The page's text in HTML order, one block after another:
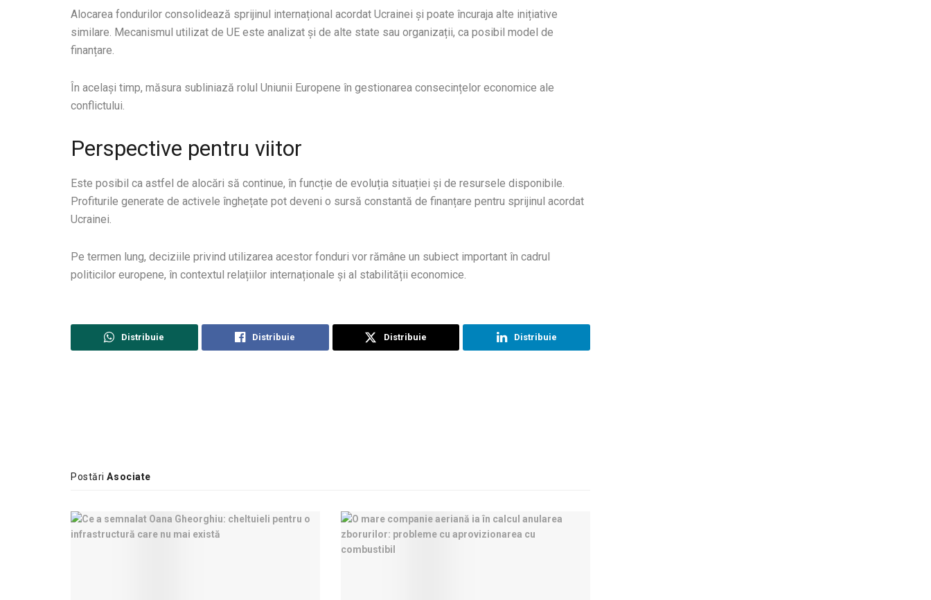
Alocarea fondurilor consolidează sprijinul internațional acordat Ucrainei și poate încuraja alte inițiative
similare. Mecanismul utilizat de UE este analizat și de alte state sau organizații, ca posibil model de
finanțare.
În același timp, măsura subliniază rolul Uniunii Europene în gestionarea consecințelor economice ale
conflictului.
Perspective pentru viitor
Este posibil ca astfel de alocări să continue, în funcție de evoluția situației și de resursele disponibile.
Profiturile generate de activele înghețate pot deveni o sursă constantă de finanțare pentru sprijinul acordat
Ucrainei.
Pe termen lung, deciziile privind utilizarea acestor fonduri vor rămâne un subiect important în cadrul
politicilor europene, în contextul relațiilor internaționale și al stabilității economice.
Distribuie Distribuie Distribuie Distribuie
PostăriAsociate